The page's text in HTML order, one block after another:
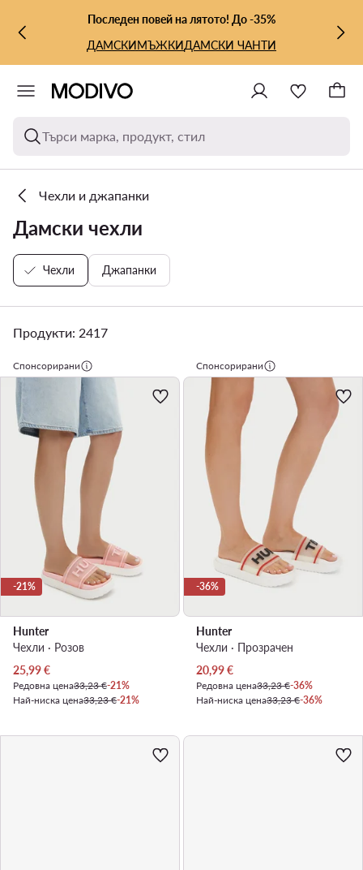
КЪМ ОСНОВНОТО СЪДЪРЖАНИЕ
КЪМ ТЪРСЕНЕПоследен повей на лятото! До -35%
ДАМСКИМЪЖКИДАМСКИ ЧАНТИ
Търси марка, продукт, стил
Чехли и джапанки
Дамски чехли
Чехли Джапанки
Продукти: 2417
Спонсорирани
-21%
Hunter
Чехли · Розов
Актуална цена
25,99€
Редовна цена33,23 €-21%
Най-ниска цена33,23 €-21%
Спонсорирани
-36%
Hunter
Чехли · Прозрачен
Актуална цена
20,99€
Редовна цена33,23 €-36%
Най-ниска цена33,23 €-36%